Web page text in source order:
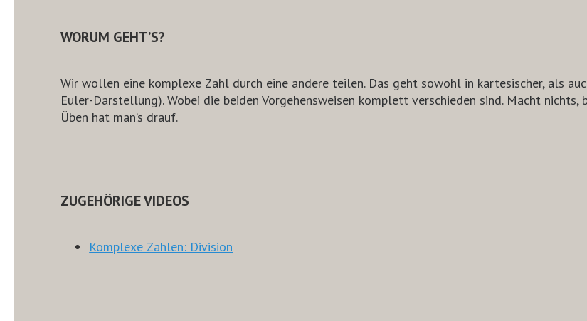
WORUM GEHT’S?
Wir wollen eine komplexe Zahl durch eine andere teilen. Das geht sowohl in kartesischer, als
Euler-Darstellung). Wobei die beiden Vorgehensweisen komplett verschieden sind. Macht
Üben hat man’s drauf.
ZUGEHÖRIGE VIDEOS
Komplexe Zahlen: Division